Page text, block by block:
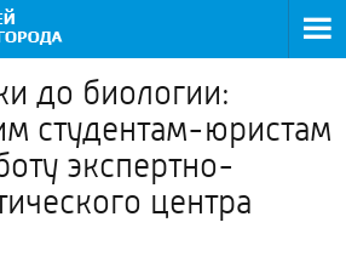
до биологии:
студентам-юристам
экспертно-
центра